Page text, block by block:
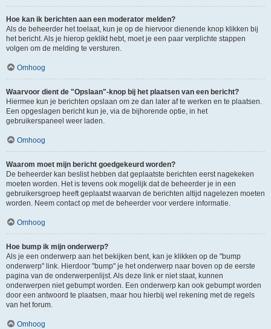
Hoe kan ik berichten aan een moderator melden?
Als de beheerder het toelaat, kun je op de hiervoor dienende knop klikken bij
het bericht. Als je hierop geklikt hebt, moet je een paar verplichte stappen
volgen om de melding te versturen.
Omhoog
Waarvoor dient de "Opslaan"-knop bij het plaatsen van een bericht?
Hiermee kun je berichten opslaan om ze dan later af te werken en te plaatsen.
Een opgeslagen bericht kun je, via de bijhorende optie, in het
gebruikerspaneel weer laden.
Omhoog
Waarom moet mijn bericht goedgekeurd worden?
De beheerder kan beslist hebben dat geplaatste berichten eerst nagekeken
moeten worden. Het is tevens ook mogelijk dat de beheerder je in een
gebruikersgroep heeft geplaatst waarvan de berichten altijd nagelezen moeten
worden. Neem contact op met de beheerder voor verdere informatie.
Omhoog
Hoe bump ik mijn onderwerp?
Als je een onderwerp aan het bekijken bent, kan je klikken op de "bump
onderwerp" link. Hierdoor "bump" je het onderwerp naar boven op de eerste
pagina van de onderwerpenlijst. Als deze link er niet staat, kunnen
onderwerpen niet gebumpt worden. Een onderwerp kan ook gebumpt worden
door een antwoord te plaatsen, maar hou hierbij wel rekening met de regels
van het forum.
Omhoog